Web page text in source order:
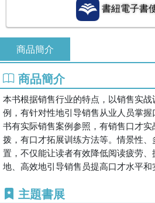
書紐電子書
商品簡介
商品簡介
本书根据销售行业的特点，以销售实
例，有针对性地引导销售从业人员掌
书有实际销售案例参照，有销售口才
拨，有口才拓展训练方法等。情景性
置，不仅能让读者有效降低阅读疲劳
地、高效地引导销售员提高口才水平和
主題書展